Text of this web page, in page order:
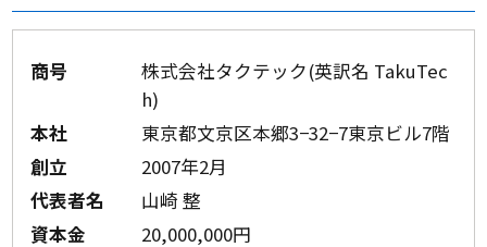
商号
株式会社タクテック(英訳名 TakuTec
h)
本社
東京都文京区本郷3−32−7東京ビル7階
創立
2007年2月
代表者名
山崎 整
資本金
20,000,000円